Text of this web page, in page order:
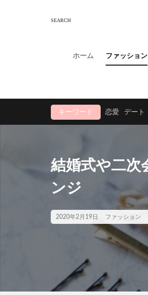
ホーム ファッション
キーワード 恋愛 デート
結婚式や二次
ンジ
2020年2月19日 ファッション